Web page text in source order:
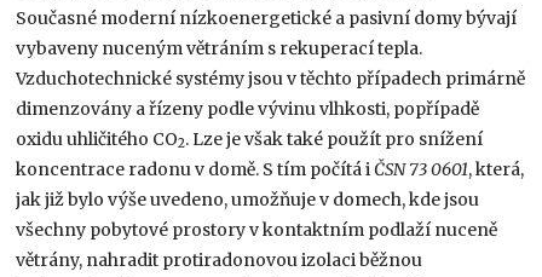
Současné moderní nízkoenergetické a pasivní domy bývají
vybaveny nuceným větráním s rekuperací tepla.
Vzduchotechnické systémy jsou v těchto případech primárně
dimenzovány a řízeny podle vývinu vlhkosti, popřípadě
oxidu uhličitého CO2. Lze je však také použít pro snížení
koncentrace radonu v domě. S tím počítá iČSN 73 0601, která,
jak již bylo výše uvedeno, umožňuje v domech, kde jsou
všechny pobytové prostory v kontaktním podlaží nuceně
větrány, nahradit protiradonovou izolaci běžnou